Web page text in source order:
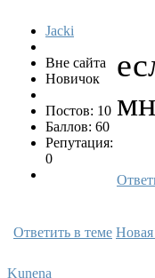
Jacki
Вне сайта
Новичок
Постов: 10
Баллов: 60
Репутация:
0
Ответить в теме Новая
Kunena